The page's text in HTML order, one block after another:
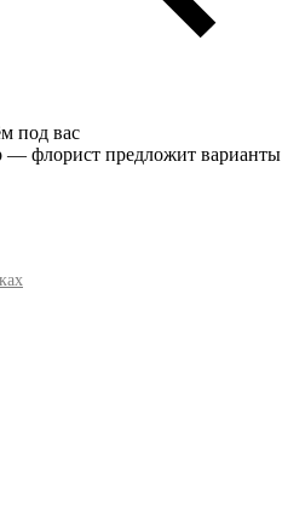
под вас
— флорист предложит варианты